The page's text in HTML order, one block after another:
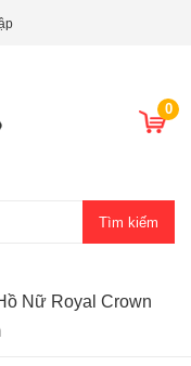
0
Tìm kiếm
Nữ Royal Crown